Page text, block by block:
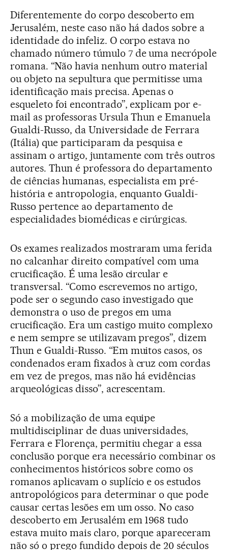
Diferentemente do corpo descoberto em
Jerusalém, neste caso não há dados sobre a
identidade do infeliz. O corpo estava no
chamado número túmulo 7 de uma necrópole
romana. “Não havia nenhum outro material
ou objeto na sepultura que permitisse uma
identificação mais precisa. Apenas o
esqueleto foi encontrado”, explicam por e-
mail as professoras Ursula Thun e Emanuela
Gualdi-Russo, da Universidade de Ferrara
(Itália) que participaram da pesquisa e
assinam o artigo, juntamente com três outros
autores. Thun é professora do departamento
de ciências humanas, especialista em pré-
história e antropologia, enquanto Gualdi-
Russo pertence ao departamento de
especialidades biomédicas e cirúrgicas.
Os exames realizados mostraram uma ferida
no calcanhar direito compatível com uma
crucificação. É uma lesão circular e
transversal. “Como escrevemos no artigo,
pode ser o segundo caso investigado que
demonstra o uso de pregos em uma
crucificação. Era um castigo muito complexo
e nem sempre se utilizavam pregos”, dizem
Thun e Gualdi-Russo. “Em muitos casos, os
condenados eram fixados à cruz com cordas
em vez de pregos, mas não há evidências
arqueológicas disso”, acrescentam.
Só a mobilização de uma equipe
multidisciplinar de duas universidades,
Ferrara e Florença, permitiu chegar a essa
conclusão porque era necessário combinar os
conhecimentos históricos sobre como os
romanos aplicavam o suplício e os estudos
antropológicos para determinar o que pode
causar certas lesões em um osso. No caso
descoberto em Jerusalém em 1968 tudo
estava muito mais claro, porque apareceram
não só o prego fundido depois de 20 séculos